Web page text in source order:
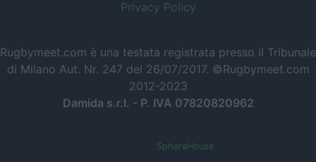
Privacy Policy
Rugbymeet.com è una testata registrata presso il Tribunale
di Milano Aut. Nr. 247 del 26/07/2017. ©Rugbymeet.com
2012-2023
Damida s.r.l. - P. IVA 07820820962
SpheraHouse